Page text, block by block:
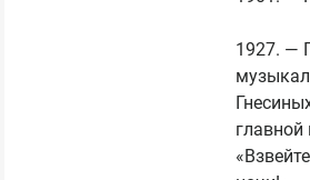
1927. —
главной